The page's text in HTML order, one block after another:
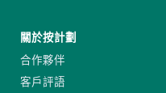
關於按計劃
合作夥伴
客戶評語